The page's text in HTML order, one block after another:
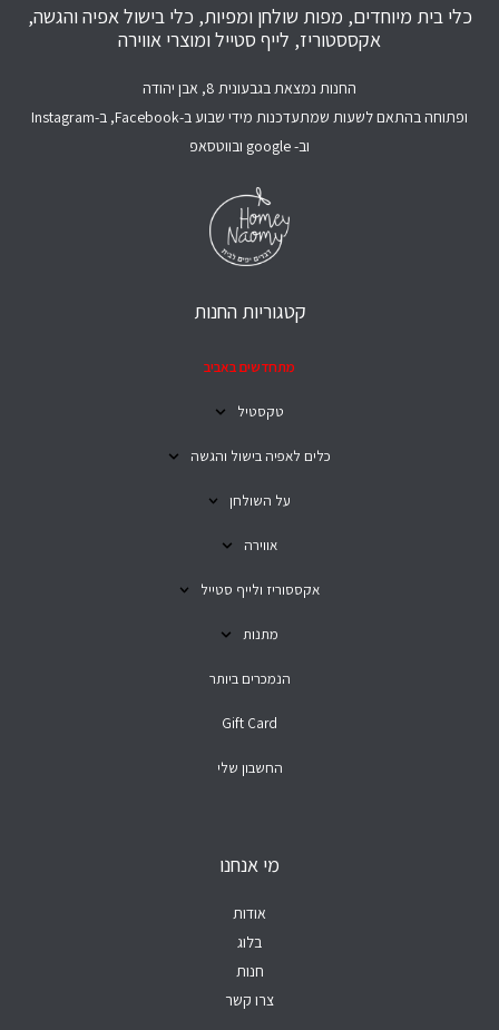
כלי בית מיוחדים, מפות שולחן ומפיות, כלי בישול אפיה והגשה,
אקססטוריז, לייף סטייל ומוצרי אווירה
החנות נמצאת בגבעונית 8, אבן יהודה
ופתוחה בהתאם לשעות שמתעדכנות מידי שבוע ב-Facebook, ב-Instagram
וב- google ובווטסאפ
קטגוריות החנות
מתחדשים באביב
טקסטיל
כלים לאפיה בישול והגשה
על השולחן
אווירה
אקססוריז ולייף סטייל
מתנות
הנמכרים ביותר
Gift Card
החשבון שלי
מי אנחנו
אודות
בלוג
חנות
צרו קשר